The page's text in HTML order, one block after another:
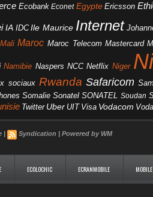
Ecobank Econet Egypte Ericsson
IA IDC Ile Maurice Internet
Mali Maroc Maroc Telecom Mastercard
Namibie Naspers NCC Netflix Niger
sociaux Rwanda Safaricom
Somalie Sonatel SONATEL Soudan
Twitter Uber UIT Visa Vodacom
| Syndication | Powered by WM
ECOLOCHIC ECRANMOBILE